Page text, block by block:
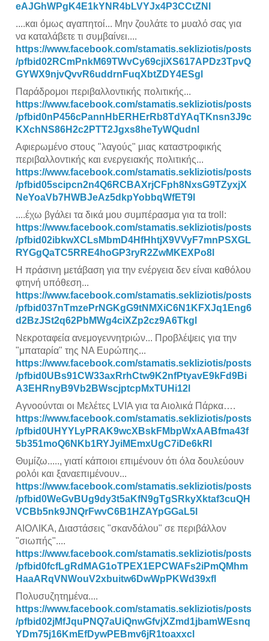
eAJGhWPgK4E1kYNR4bLVYJx4P3CCtZNl
....και όμως αγαπητοί... Μην ζουλάτε το μυαλό σας για
να καταλάβετε τι συμβαίνει....
https://www.facebook.com/stamatis.sekliziotis/posts
/pfbid02RCmPnkM69TWvCy69cjiXS617APDz3TpvQ
GYWX9njvQvvR6uddrnFuqXbtZDY4ESgl
Παράδρομοι περιβαλλοντικής πολιτικής...
https://www.facebook.com/stamatis.sekliziotis/posts
/pfbid0nP456cPannHbERHErRb8TdYAqTKnsn3J9c
KXchNS86H2c2PTT2Jgxs8heTyWQudnl
Αφιερωμένο στους "λαγούς" μιας καταστροφικής
περιβαλλοντικής και ενεργειακής πολιτικής...
https://www.facebook.com/stamatis.sekliziotis/posts
/pfbid05scipcn2n4Q6RCBAXrjCFph8NxsG9TZyxjX
NeYoaVb7HWBJeAz5dkpYobbqWfET9l
....έχω βγάλει τα δικά μου συμπέρασμα για τα troll:
https://www.facebook.com/stamatis.sekliziotis/posts
/pfbid02ibkwXCLsMbmD4HfHhtjX9VVyF7mnPSXGL
RYGgQaTC5RRE4hoGP3ryR2ZwMKEXPo8l
Η πράσινη μετάβαση για την ενέργεια δεν είναι καθόλου
φτηνή υπόθεση...
https://www.facebook.com/stamatis.sekliziotis/posts
/pfbid037nTmzePrNGKgG9tNMXiC6N1KFXJq1Eng6
d2BzJSt2q62PbMWg4ciXZp2cz9A6Tkgl
Νεκροταφεία ανεμογεννητριών... Προβλέψεις για την
"μπαταρία" της ΝΑ Ευρώπης...
https://www.facebook.com/stamatis.sekliziotis/posts
/pfbid0UBs91CW33axRrhCtw9K2nfPtyavE9kFd9Bi
A3EHRnyB9Vb2BWscjptcpMxTUHi12l
Αγνοούνται οι Μελέτες LVIA για τα Αιολικά Πάρκα….
https://www.facebook.com/stamatis.sekliziotis/posts
/pfbid0UHYYLyPRAK9wcXBskFMbpWxAABfma43f
5b351moQ6NKb1RYJyiMEmxUgC7iDe6kRl
Θυμίζω....., γιατί κάποιοι επιμένουν ότι όλα δουλεύουν
ρολόι και ξαναεπιμένουν...
https://www.facebook.com/stamatis.sekliziotis/posts
/pfbid0WeGvBUg9dy3t5aKfN9gTgSRkyXktaf3cuQH
VCBb5nk9JNQrFwvC6B1HZAYpGGaL5l
ΑΙΟΛΙΚΑ, Διαστάσεις "σκανδάλου" σε περιβάλλον
"σιωπής"....
https://www.facebook.com/stamatis.sekliziotis/posts
/pfbid0fcfLgRdMAG1oTPEX1EPCWAFs2iPmQMhm
HaaARqVNWouV2xbuitw6DwWpPKWd39xfl
Πολυσυζητημένα....
https://www.facebook.com/stamatis.sekliziotis/posts
/pfbid02jMfJquPNQ7aUiQnwGfvjXZmd1jbamWEsnq
YDm75j16KmEfDywPEBmv6jR1toaxxcl